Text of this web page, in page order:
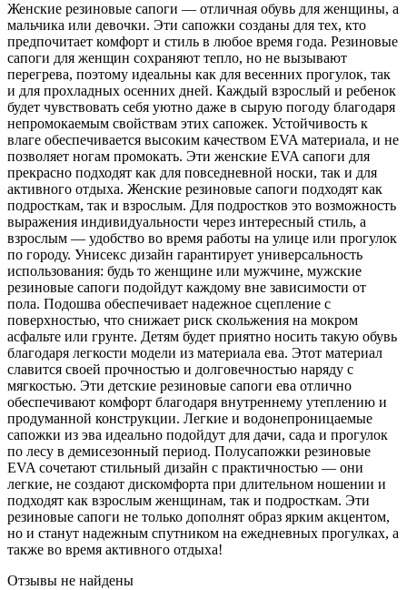
Женские резиновые сапоги — отличная обувь для женщины, а
мальчика или девочки. Эти сапожки созданы для тех, кто
предпочитает комфорт и стиль в любое время года. Резиновые
сапоги для женщин сохраняют тепло, но не вызывают
перегрева, поэтому идеальны как для весенних прогулок, так
и для прохладных осенних дней. Каждый взрослый и ребенок
будет чувствовать себя уютно даже в сырую погоду благодаря
непромокаемым свойствам этих сапожек. Устойчивость к
влаге обеспечивается высоким качеством EVA материала, и не
позволяет ногам промокать. Эти женские EVA сапоги для
прекрасно подходят как для повседневной носки, так и для
активного отдыха. Женские резиновые сапоги подходят как
подросткам, так и взрослым. Для подростков это возможность
выражения индивидуальности через интересный стиль, а
взрослым — удобство во время работы на улице или прогулок
по городу. Унисекс дизайн гарантирует универсальность
использования: будь то женщине или мужчине, мужские
резиновые сапоги подойдут каждому вне зависимости от
пола. Подошва обеспечивает надежное сцепление с
поверхностью, что снижает риск скольжения на мокром
асфальте или грунте. Детям будет приятно носить такую обувь
благодаря легкости модели из материала ева. Этот материал
славится своей прочностью и долговечностью наряду с
мягкостью. Эти детские резиновые сапоги ева отлично
обеспечивают комфорт благодаря внутреннему утеплению и
продуманной конструкции. Легкие и водонепроницаемые
сапожки из эва идеально подойдут для дачи, сада и прогулок
по лесу в демисезонный период. Полусапожки резиновые
EVA сочетают стильный дизайн с практичностью — они
легкие, не создают дискомфорта при длительном ношении и
подходят как взрослым женщинам, так и подросткам. Эти
резиновые сапоги не только дополнят образ ярким акцентом,
но и станут надежным спутником на ежедневных прогулках, а
также во время активного отдыха!
Отзывы не найдены